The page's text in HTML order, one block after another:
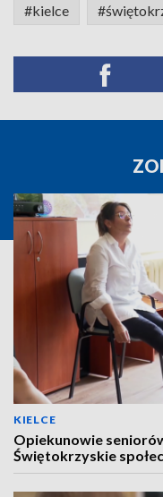
#kielce
KIELCE
Opiekunowie
Świętokrzyskie